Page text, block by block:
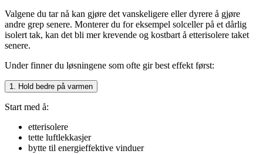
Valgene du tar nå kan gjøre det vanskeligere eller dyrere å gjøre
andre grep senere. Monterer du for eksempel solceller på et dårlig
isolert tak, kan det bli mer krevende og kostbart å etterisolere taket
senere.
Under finner du løsningene som ofte gir best effekt først:
1. Hold bedre på varmen
Start med å:
etterisolere
tette luftlekkasjer
bytte til energieffektive vinduer